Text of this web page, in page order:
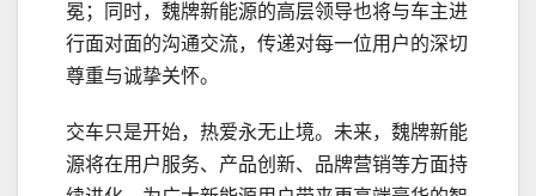
冕；同时，魏牌新能源的高层领导也将与车主进
行面对面的沟通交流，传递对每一位用户的深切
尊重与诚挚关怀。
交车只是开始，热爱永无止境。未来，魏牌新能
源将在用户服务、产品创新、品牌营销等方面持